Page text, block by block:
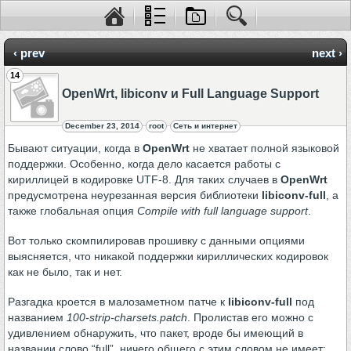
‹ prev next ›
14
OpenWrt, libiconv и Full Language Support
December 23, 2014 root Сеть и интернет
Бывают ситуации, когда в OpenWrt не хватает полной языковой
поддержки. Особенно, когда дело касается работы с
кириллицей в кодировке UTF-8. Для таких случаев в OpenWrt
предусмотрена неурезанная версия библиотеки libiconv-full , а
также глобальная опция Compile with full language support.
Вот только скомпилировав прошивку с данными опциями
выясняется, что никакой поддержки кириллических кодировок
как не было, так и нет.
Разгадка кроется в малозаметном патче к libiconv-full под
названием 100-strip-charsets.patch . Пролистав его можно с
удивлением обнаружить, что пакет, вроде бы имеющий в